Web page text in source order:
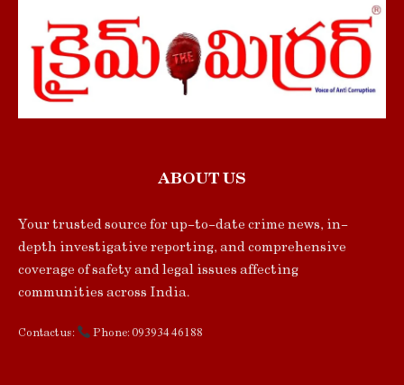
ABOUT US
Your trusted source for up-to-date crime news, in-
depth investigative reporting, and comprehensive
coverage of safety and legal issues affecting
communities across India.
Contact us: Phone: 093934 46188